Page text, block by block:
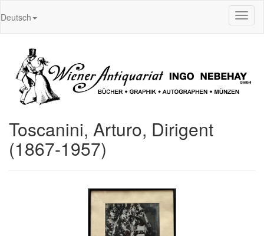
Deutsch
Toscanini, Arturo, Dirigent
(1867-1957)